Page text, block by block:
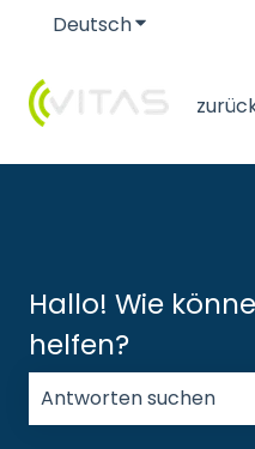
DeutschUntermenü
Hallo! Wie
helfen?